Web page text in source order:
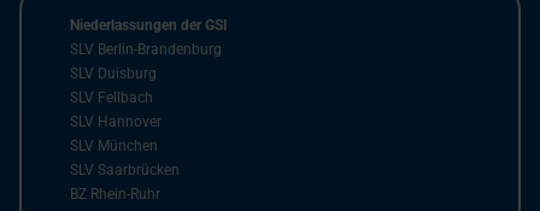
Niederlassungen der GSI
SLV Berlin-Brandenburg
SLV Duisburg
SLV Fellbach
SLV Hannover
SLV München
SLV Saarbrücken
BZ Rhein-Ruhr